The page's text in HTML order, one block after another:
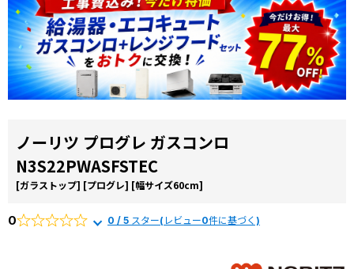
メーカーか
ら選ぶ
リンナイ
から選ぶ
ら選ぶ
ミズテック
の強み
選ばれる理
由
交換費用
お役立ち
コラム
よくある
ノーリツ プログレ ガスコンロ
N3S22PWASFSTEC
[ガラストップ] [プログレ] [幅サイズ60cm]
0 0 / 5 スター(レビュー0件に基づく)